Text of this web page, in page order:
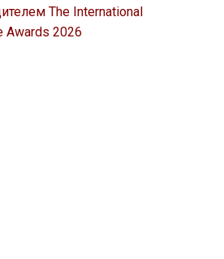
The International
Awards 2026